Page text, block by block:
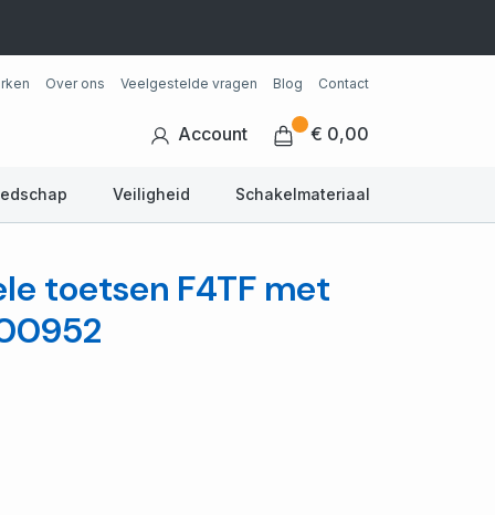
Over ons Veelgestelde vragen Blog Contact
Account € 0,00
Veiligheid Schakelmateriaal
toetsen F4TF met